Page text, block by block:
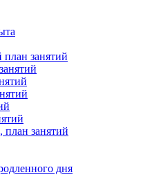
план занятий
план занятий
дня